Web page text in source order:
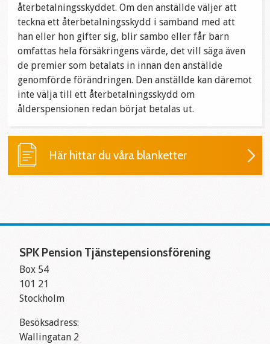
återbetalningsskyddet. Om den anställde väljer att
teckna ett återbetalningsskydd i samband med att
han eller hon gifter sig, blir sambo eller får barn
omfattas hela försäkringens värde, det vill säga även
de premier som betalats in innan den anställde
genomförde förändringen. Den anställde kan däremot
inte välja till ett återbetalningsskydd om
ålderspensionen redan börjat betalas ut.
Här hittar du våra blanketter
SPK Pension Tjänstepensionsförening
Box 54
101 21
Stockholm
Besöksadress:
Wallingatan 2